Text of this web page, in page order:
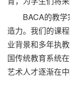
BACA的教学
造力。我们的课
业背景和多年执
国传统教育系统
艺术人才逐渐在